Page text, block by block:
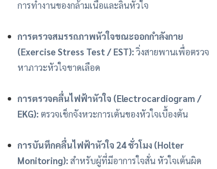
การทำงานของกล้ามเนื้อและลิ้นหัวใจ
การตรวจสมรรถภาพหัวใจขณะออกกำลังกาย
(Exercise Stress Test / EST):วิ่งสายพานเพื่อตรวจ
หาภาวะหัวใจขาดเลือด
การตรวจคลื่นไฟฟ้าหัวใจ (Electrocardiogram /
EKG): ตรวจเช็กจังหวะการเต้นของหัวใจเบื้องต้น
การบันทึกคลื่นไฟฟ้าหัวใจ 24 ชั่วโมง (Holter
Monitoring): สำหรับผู้ที่มีอาการใจสั่น หัวใจเต้นผิด